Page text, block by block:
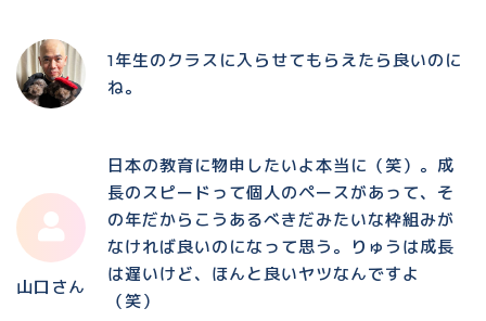
1年生のクラスに入らせてもらえたら良いのに
ね。
山口さん
日本の教育に物申したいよ本当に（笑）。成
長のスピードって個人のペースがあって、そ
の年だからこうあるべきだみたいな枠組みが
なければ良いのになって思う。りゅうは成長
は遅いけど、ほんと良いヤツなんですよ
（笑）